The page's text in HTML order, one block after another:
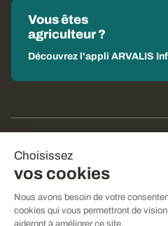
Choisissez
vos cookies
Nous avons besoin de votre
cookies qui vous permettront de
aideront à améliorer ce site.
Vous êtes
agriculteur ?
Découvrez l'appli ARVALIS
Gestion
CGV